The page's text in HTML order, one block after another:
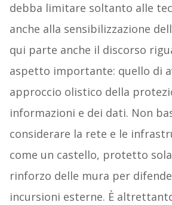
debba limitare soltanto alle
anche alla sensibilizzazione
qui parte anche il discorso
aspetto importante: quello di
approccio olistico della
informazioni e dei dati. Non
considerare la rete e le
come un castello, protetto
rinforzo delle mura per
incursioni esterne. È